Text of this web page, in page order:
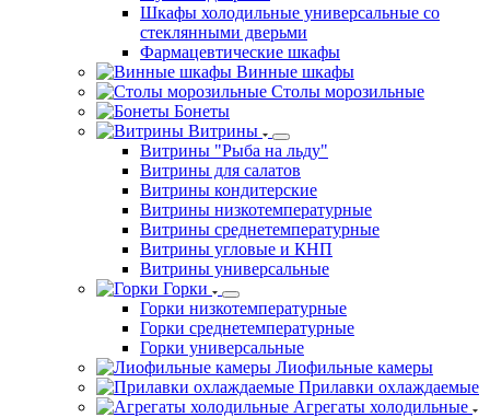
Шкафы холодильные универсальные со
стеклянными дверьми
Фармацевтические шкафы
Винные шкафы
Столы морозильные
Бонеты
Витрины
Витрины "Рыба на льду"
Витрины для салатов
Витрины кондитерские
Витрины низкотемпературные
Витрины среднетемпературные
Витрины угловые и КНП
Витрины универсальные
Горки
Горки низкотемпературные
Горки среднетемпературные
Горки универсальные
Лиофильные камеры
Прилавки охлаждаемые
Агрегаты холодильные